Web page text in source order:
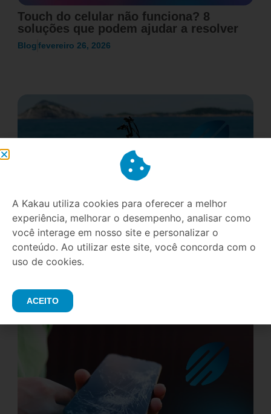
Touch do celular não funciona? 8
soluções que podem ajudar a resolver
Blogfevereiro 26, 2026
E-bikes no Brasil: Um mercado que
cresce 50% ao ano e como se preparar
para essa revolução
A Kakau utiliza cookies para oferecer a melhor
experiência, melhorar o desempenho, analisar como
você interage em nosso site e personalizar o
conteúdo. Ao utilizar este site, você concorda com o
uso de cookies.
ACEITO